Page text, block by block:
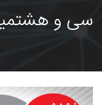
سی و